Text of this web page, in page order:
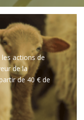
actions de
de la
de 40 € de